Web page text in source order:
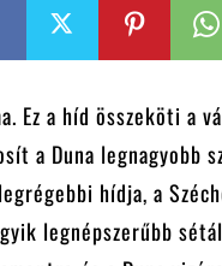
Ez a híd összeköti a
a Duna legnagyobb
hídja, a
legnépszerűbb